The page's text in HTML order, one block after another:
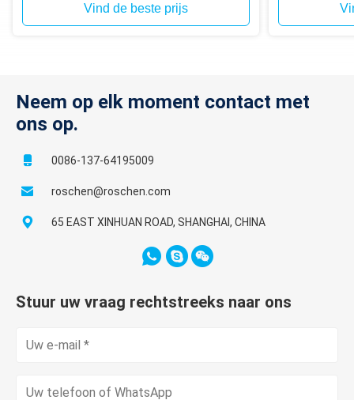
Vind de beste prijs
Neem op elk moment contact met
ons op.
0086-137-64195009
roschen@roschen.com
65 EAST XINHUAN ROAD, SHANGHAI, CHINA
Stuur uw vraag rechtstreeks naar ons